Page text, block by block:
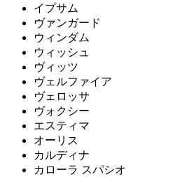
イプサム
ヴァンガード
ウィンダム
ウィッシュ
ヴィッツ
ヴェルファイア
ヴェロッサ
ヴォクシー
エスティマ
オーリス
カルディナ
カローラ スパシオ